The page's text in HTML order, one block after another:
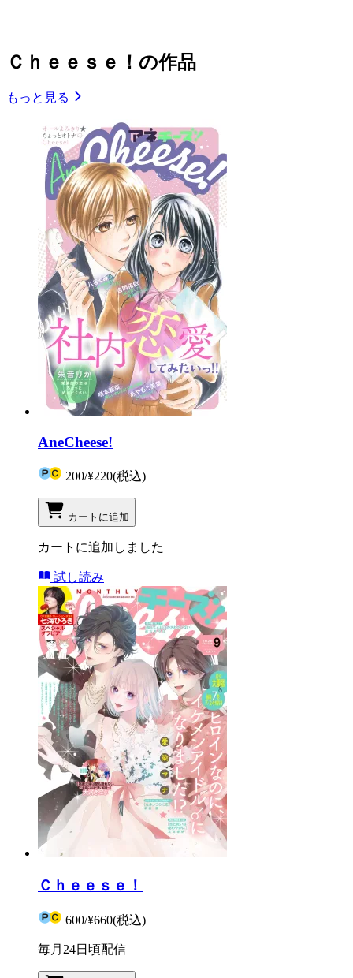
Ｃｈｅｅｓｅ！の作品
もっと見る
AneCheese!
200/¥220(税込)
カートに追加
カートに追加しました
試し読み
Ｃｈｅｅｓｅ！
600/¥660(税込)
毎月24日頃配信